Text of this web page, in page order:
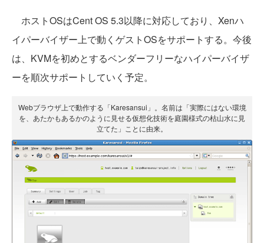
ホストOSはCent OS 5.3以降に対応しており、Xenハ
イパーバイザー上で動くゲストOSをサポートする。今後
は、KVMを初めとするベンダーフリーなハイパーバイザ
ーを順次サポートしていく予定。
Webブラウザ上で動作する「Karesansui」。名前は「実際にはない環境
を、あたかもあるかのように見せる仮想化技術を庭園様式の枯山水に見
立てた」ことに由来。